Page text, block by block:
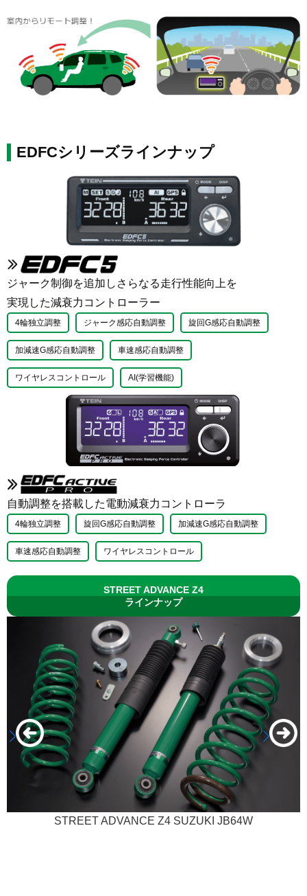
EDFCシリーズラインナップ
ジャーク制御を追加しさらなる走行性能向上を
実現した減衰力コントローラー
4輪独立調整 ジャーク感応自動調整 旋回G感応自動調整
加減速G感応自動調整 車速感応自動調整
ワイヤレスコントロール AI(学習機能)
自動調整を搭載した電動減衰力コントローラ
4輪独立調整 旋回G感応自動調整 加減速G感応自動調整
車速感応自動調整 ワイヤレスコントロール
STREET ADVANCE Z4
ラインナップ
STREET ADVANCE Z4 SUZUKI JB64W